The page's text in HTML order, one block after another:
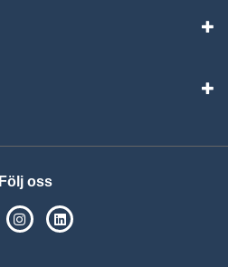
Följ oss
SPSM på Facebook
SPSM på Instagram